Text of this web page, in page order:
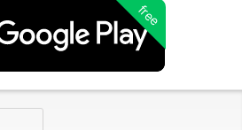
free